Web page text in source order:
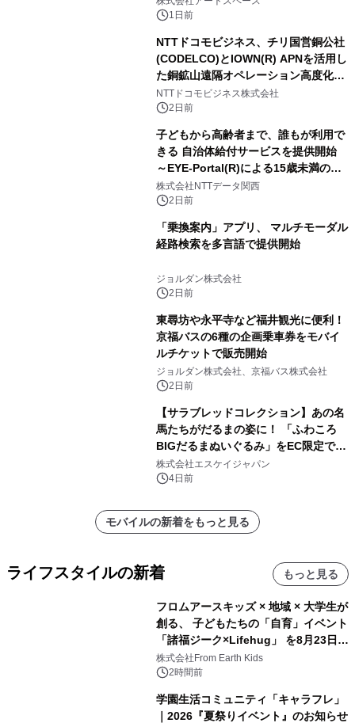
ートとして新たな魅力を発信。
1日前
NTTドコモビジネス、チリ国営銅公社
(CODELCO)とIOWN(R) APNを活用し
た銅鉱山遠隔オペレーション高度化に
向けた調査・実証を開始
NTTドコモビジネス株式会社
2日前
子どもから高齢者まで、誰もが利用で
きる 自治体給付サービスを提供開始
～EYE-Portal(R)による15歳未満の本
人認証と デジタルデバイド対策で実現
～
株式会社NTTデータ関西
2日前
「乗換案内」アプリ、 マルチモーダル
経路検索を多言語で提供開始
ジョルダン株式会社
2日前
東尋坊や永平寺など福井観光に便利！
京福バスの6種の企画乗車券をモバイ
ルチケットで販売開始
ジョルダン株式会社、京福バス株式会社
2日前
【サラブレッドコレクション】あの名
馬たちがだるまの姿に！ 「ふわころ
BIGだるまぬいぐるみ」をEC限定で受
注販売開始
株式会社エスケイジャパン
4日前
モバイルの新着をもっと見る
ライフスタイルの新着 もっと見る
フロムアースキッズ × 地域 × 大学生が
創る、 子どもたちの「自育」イベント
「諸福ジーク×Lifehug」 を8月23日
(日)開催
株式会社From Earth Kids
2時間前
学園生活コミュニティ「キャラフレ」
｜2026『夏祭りイベント』のお知らせ